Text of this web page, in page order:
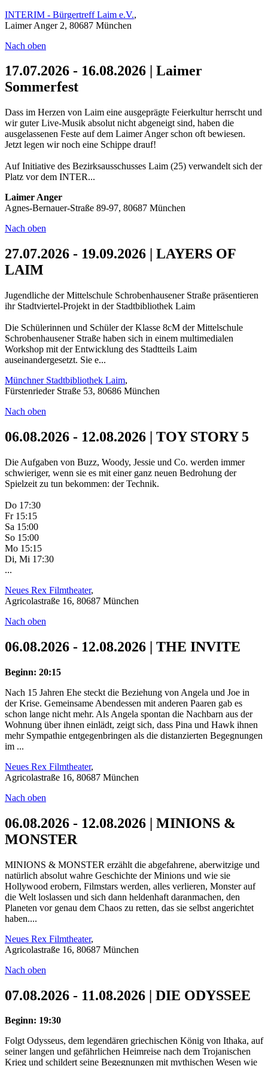
INTERIM - Bürgertreff Laim e.V.,
Laimer Anger 2, 80687 München
Nach oben
17.07.2026 - 16.08.2026 | Laimer
Sommerfest
Dass im Herzen von Laim eine ausgeprägte Feierkultur herrscht und
wir guter Live-Musik absolut nicht abgeneigt sind, haben die
ausgelassenen Feste auf dem Laimer Anger schon oft bewiesen.
Jetzt legen wir noch eine Schippe drauf!
Auf Initiative des Bezirksausschusses Laim (25) verwandelt sich der
Platz vor dem INTER...
Laimer Anger
Agnes-Bernauer-Straße 89-97, 80687 München
Nach oben
27.07.2026 - 19.09.2026 | LAYERS OF
LAIM
Jugendliche der Mittelschule Schrobenhausener Straße präsentieren
ihr Stadtviertel-Projekt in der Stadtbibliothek Laim
Die Schülerinnen und Schüler der Klasse 8cM der Mittelschule
Schrobenhausener Straße haben sich in einem multimedialen
Workshop mit der Entwicklung des Stadtteils Laim
auseinandergesetzt. Sie e...
Münchner Stadtbibliothek Laim,
Fürstenrieder Straße 53, 80686 München
Nach oben
06.08.2026 - 12.08.2026 | TOY STORY 5
Die Aufgaben von Buzz, Woody, Jessie und Co. werden immer
schwieriger, wenn sie es mit einer ganz neuen Bedrohung der
Spielzeit zu tun bekommen: der Technik.
Do 17:30
Fr 15:15
Sa 15:00
So 15:00
Mo 15:15
Di, Mi 17:30
...
Neues Rex Filmtheater,
Agricolastraße 16, 80687 München
Nach oben
06.08.2026 - 12.08.2026 | THE INVITE
Beginn: 20:15
Nach 15 Jahren Ehe steckt die Beziehung von Angela und Joe in
der Krise. Gemeinsame Abendessen mit anderen Paaren gab es
schon lange nicht mehr. Als Angela spontan die Nachbarn aus der
Wohnung über ihnen einlädt, zeigt sich, dass Pina und Hawk ihnen
mehr Sympathie entgegenbringen als die distanzierten Begegnungen
im ...
Neues Rex Filmtheater,
Agricolastraße 16, 80687 München
Nach oben
06.08.2026 - 12.08.2026 | MINIONS &
MONSTER
MINIONS & MONSTER erzählt die abgefahrene, aberwitzige und
natürlich absolut wahre Geschichte der Minions und wie sie
Hollywood erobern, Filmstars werden, alles verlieren, Monster auf
die Welt loslassen und sich dann heldenhaft daranmachen, den
Planeten vor genau dem Chaos zu retten, das sie selbst angerichtet
haben....
Neues Rex Filmtheater,
Agricolastraße 16, 80687 München
Nach oben
07.08.2026 - 11.08.2026 | DIE ODYSSEE
Beginn: 19:30
Folgt Odysseus, dem legendären griechischen König von Ithaka, auf
seiner langen und gefährlichen Heimreise nach dem Trojanischen
Krieg und schildert seine Begegnungen mit mythischen Wesen wie